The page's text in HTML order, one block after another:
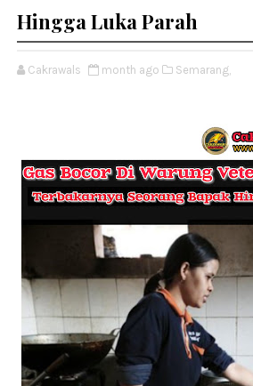
Hingga Luka Parah
Cakrawals month ago Semarang,